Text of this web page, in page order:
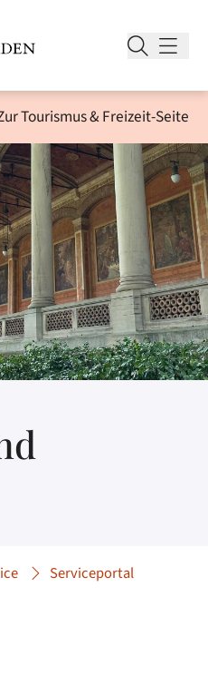
Tourismus & Freizeit-Seite
Serviceportal